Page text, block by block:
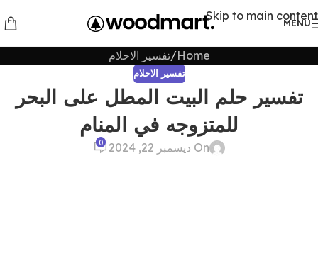
Skip to main content
MENU
Home تفسير الاحلام
تفسير الاحلام
تفسير حلم البيت المطل على البحر
للمتزوجه في المنام
On ديسمبر 22, 2024 0